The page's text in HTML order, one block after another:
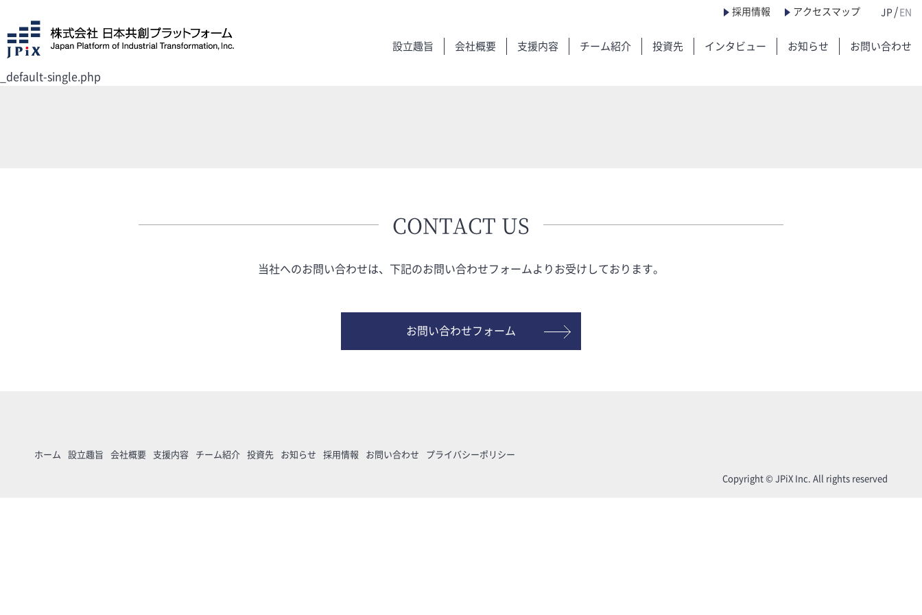
採用情報 アクセスマップ JP / EN
設立趣旨 会社概要 支援内容 チーム紹介 投資先 インタビュー お知らせ お問い合わせ
_default-single.php
CONTACT US
当社へのお問い合わせは、下記のお問い合わせフォームよりお受けしております。
お問い合わせフォーム
ホーム 設立趣旨 会社概要 支援内容 チーム紹介 投資先 お知らせ 採用情報 お問い合わせ プライバシーポリシー
Copyright © JPiX Inc. All rights reserved